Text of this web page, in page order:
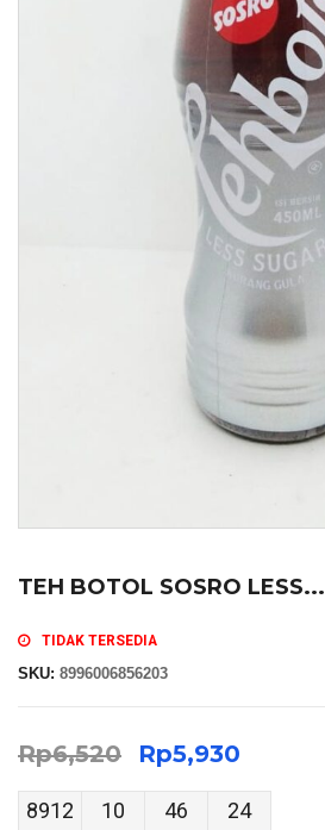
TEH BOTOL SOSRO LESS...
TIDAK TERSEDIA
SKU: 8996006856203
Rp6,520 Rp5,930
8912 10 46 23